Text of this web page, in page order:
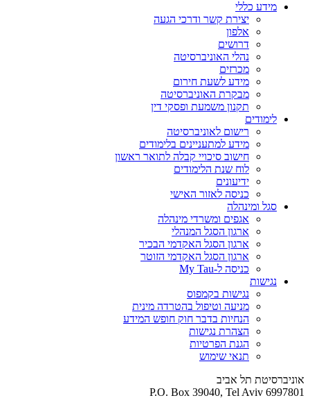
מידע כללי
יצירת קשר ודרכי הגעה
אלפון
דרושים
נהלי האוניברסיטה
מכרזים
מידע לשעת חירום
מבקרת האוניברסיטה
תקנון משמעת ופסקי דין
לימודים
רישום לאוניברסיטה
מידע למתעניינים בלימודים
חישוב סיכויי קבלה לתואר ראשון
לוח שנת הלימודים
ידיעונים
כניסה לאזור האישי
סגל ומינהלה
אגפים ומשרדי מינהלה
ארגון הסגל המנהלי
ארגון הסגל האקדמי הבכיר
ארגון הסגל האקדמי הזוטר
כניסה ל-My Tau
נגישות
נגישות בקמפוס
מניעה וטיפול בהטרדה מינית
הנחיות בדבר חוק חופש המידע
הצהרת נגישות
הגנת הפרטיות
תנאי שימוש
אוניברסיטת תל אביב
P.O. Box 39040, Tel Aviv 6997801